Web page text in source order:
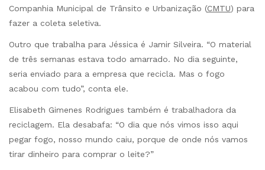
Companhia Municipal de Trânsito e Urbanização (CMTU) para
fazer a coleta seletiva.
Outro que trabalha para Jéssica é Jamir Silveira. “O material
de três semanas estava todo amarrado. No dia seguinte,
seria enviado para a empresa que recicla. Mas o fogo
acabou com tudo”, conta ele.
Elisabeth Gimenes Rodrigues também é trabalhadora da
reciclagem. Ela desabafa: “O dia que nós vimos isso aqui
pegar fogo, nosso mundo caiu, porque de onde nós vamos
tirar dinheiro para comprar o leite?”